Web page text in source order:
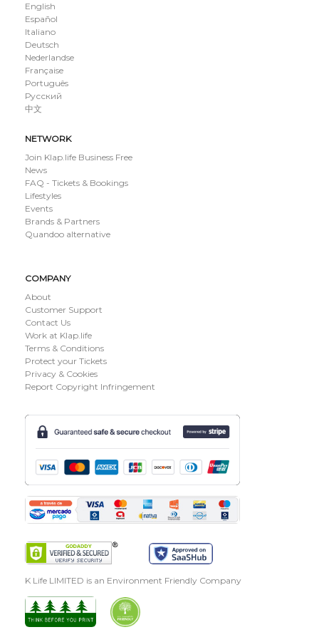
English
Español
Italiano
Deutsch
Nederlandse
Française
Português
Русский
中文
NETWORK
Join Klap.life Business Free
News
FAQ - Tickets & Bookings
Lifestyles
Events
Brands & Partners
Quandoo alternative
COMPANY
About
Customer Support
Contact Us
Work at Klap.life
Terms & Conditions
Protect your Tickets
Privacy & Cookies
Report Copyright Infringement
K Life LIMITED is an Environment Friendly Company